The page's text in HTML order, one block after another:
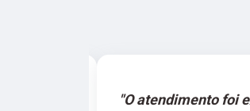
"O atendimento foi